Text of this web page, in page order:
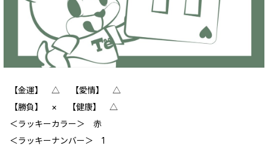
【金運】 △ 【愛情】 △
【勝負】 × 【健康】 △
‪＜ラッキーカラー＞ 赤
＜ラッキーナンバー＞ 1